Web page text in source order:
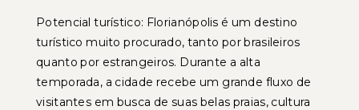
Potencial turístico: Florianópolis é um destino
turístico muito procurado, tanto por brasileiros
quanto por estrangeiros. Durante a alta
temporada, a cidade recebe um grande fluxo de
visitantes em busca de suas belas praias, cultura